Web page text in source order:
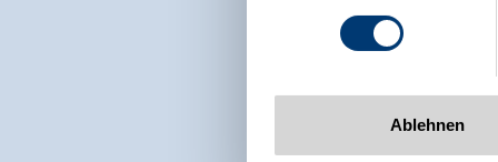
www.zillertalarena.com
Ablehnen